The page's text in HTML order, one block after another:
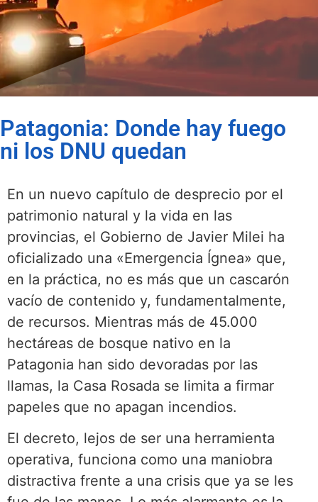
Patagonia: Donde hay fuego
ni los DNU quedan
En un nuevo capítulo de desprecio por el
patrimonio natural y la vida en las
provincias, el Gobierno de Javier Milei ha
oficializado una «Emergencia Ígnea» que,
en la práctica, no es más que un cascarón
vacío de contenido y, fundamentalmente,
de recursos. Mientras más de 45.000
hectáreas de bosque nativo en la
Patagonia han sido devoradas por las
llamas, la Casa Rosada se limita a firmar
papeles que no apagan incendios.
El decreto, lejos de ser una herramienta
operativa, funciona como una maniobra
distractiva frente a una crisis que ya se les